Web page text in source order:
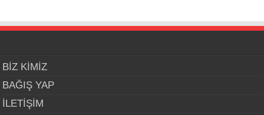
BİZ KİMİZ
BAĞIŞ YAP
İLETİŞİM